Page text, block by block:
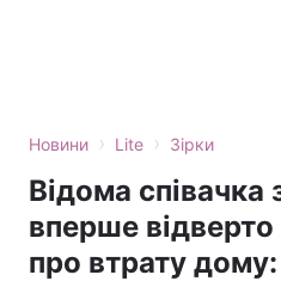
Новини › Lite › Зірки
Відома співачка
вперше
про втрату дому: